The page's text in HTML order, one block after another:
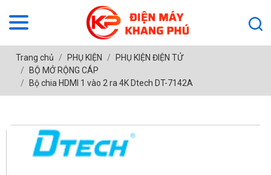
Trang chủ PHỤ KIỆN
PHỤ KIỆN ĐIỆN TỬ
BỘ MỞ RỘNG CÁP
Bộ chia HDMI 1 vào 2 ra 4K Dtech DT-7142A